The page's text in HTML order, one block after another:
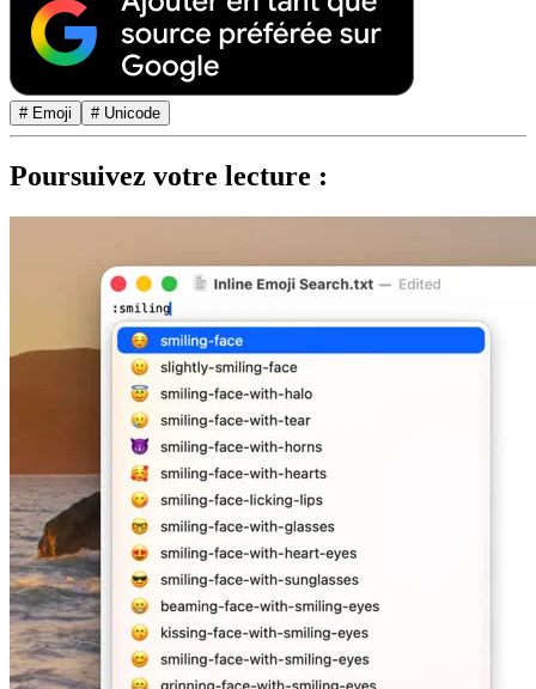
# Emoji # Unicode
Poursuivez votre lecture :